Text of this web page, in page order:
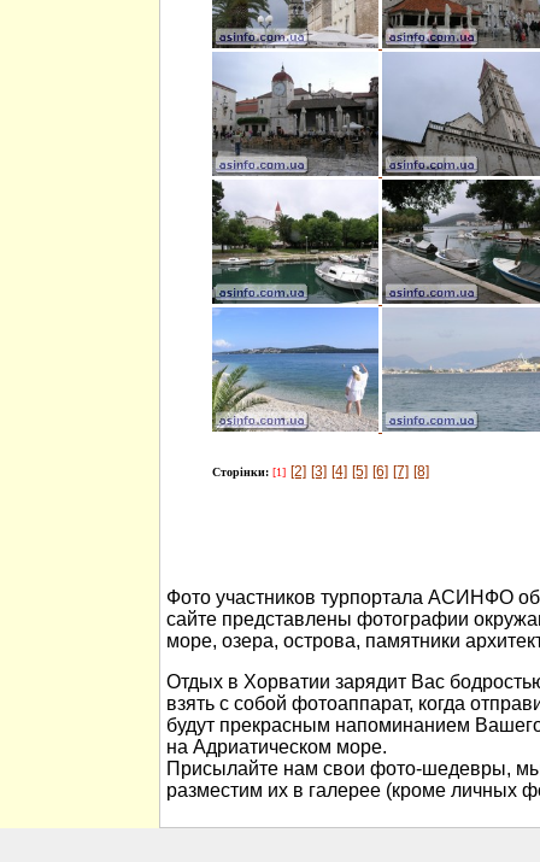
Сторінки: [1] [2] [3] [4] [5] [6] [7] [8]
Фото участников турпортала АСИНФО
сайте представлены фотографии
море, озера, острова, памятники
Отдых в Хорватии зарядит Вас
взять с собой фотоаппарат, когда
будут прекрасным напоминанием
на Адриатическом море.
Присылайте нам свои фото-шедевры, мы
разместим их в галерее (кроме личных